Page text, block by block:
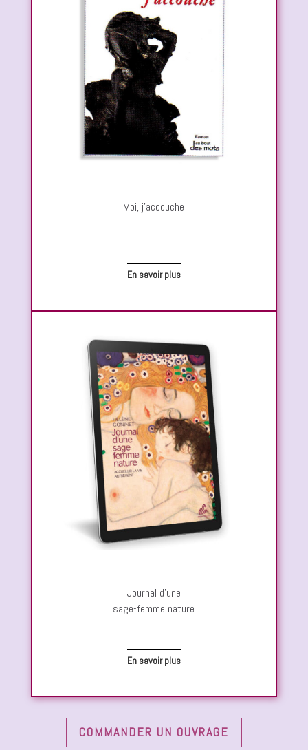
Moi, j’accouche
.
En savoir plus
Journal d’une
sage-femme nature
En savoir plus
COMMANDER UN OUVRAGE